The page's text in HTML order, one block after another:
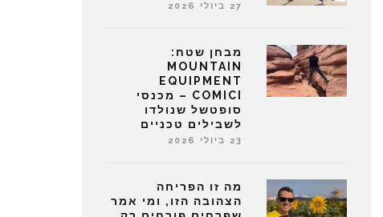
27 ביולי 2026
מבחן שטח:
MOUNTAIN
EQUIPMENT
COMICI – מכנסי
סופטשל שנולדו
לשבילים טכניים
23 ביולי 2026
מה זו הפריחה
הצהובה הזו, ומי אמר